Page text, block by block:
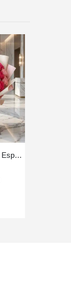
Arreglo Floral TRAVIATA: Espectacular Ramo de 60 Rosas Fucsia y Rosadas 💝